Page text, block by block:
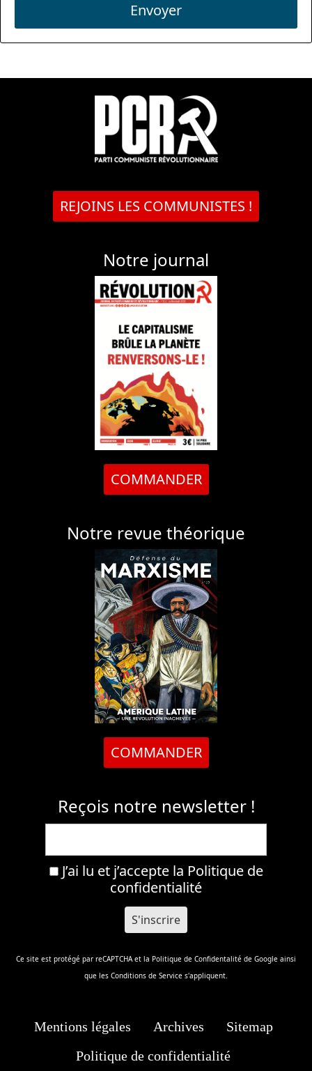
Envoyer
REJOINS LES COMMUNISTES !
Notre journal
COMMANDER
Notre revue théorique
COMMANDER
Reçois notre newsletter !
J’ai lu et j’accepte la Politique de
confidentialité
Ce site est protégé par reCAPTCHA et la Politique de Confidentalité de Google ainsi
que les Conditions de Service s'appliquent.
Mentions légales Archives
Sitemap
Politique de confidentialité